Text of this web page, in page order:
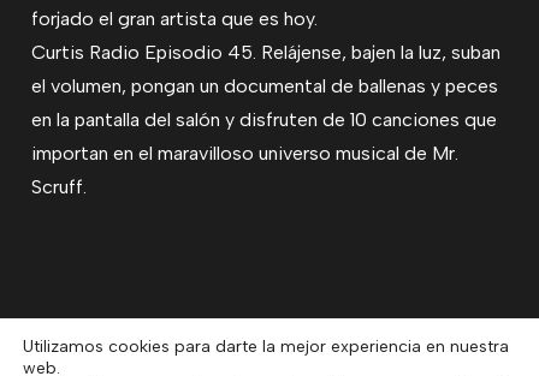
forjado el gran artista que es hoy.
Curtis Radio Episodio 45. Relájense, bajen la luz, suban
el volumen, pongan un documental de ballenas y peces
en la pantalla del salón y disfruten de 10 canciones que
importan en el maravilloso universo musical de Mr.
Scruff.
Utilizamos cookies para darte la mejor experiencia en nuestra
web.